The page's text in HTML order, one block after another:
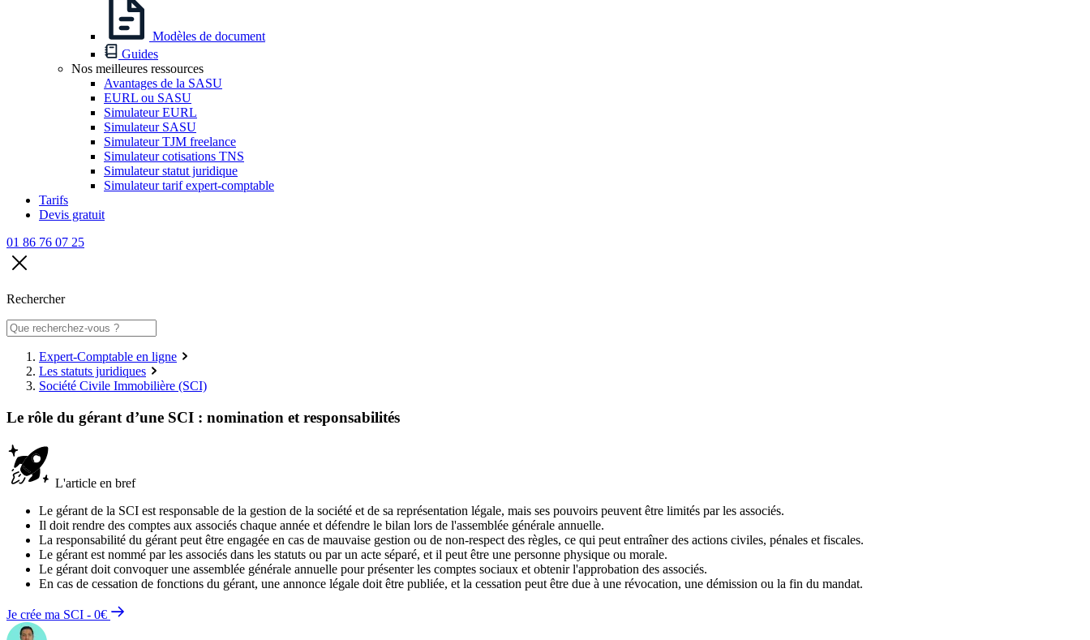
Modèles de document
Guides
Nos meilleures ressources
Avantages de la SASU
EURL ou SASU
Simulateur EURL
Simulateur SASU
Simulateur TJM freelance
Simulateur cotisations TNS
Simulateur statut juridique
Simulateur tarif expert-comptable
Tarifs
Devis gratuit
01 86 76 07 25
Rechercher
Expert-Comptable en ligne
Les statuts juridiques
Société Civile Immobilière (SCI)
Le rôle du gérant d’une SCI : nomination et responsabilités
L'article en bref
Le gérant de la SCI est responsable de la gestion de la société et de sa représentation légale, mais ses pouvoirs peuvent être limités par les associés.
Il doit rendre des comptes aux associés chaque année et défendre le bilan lors de l'assemblée générale annuelle.
La responsabilité du gérant peut être engagée en cas de mauvaise gestion ou de non-respect des règles, ce qui peut entraîner des actions civiles, pénales et fiscales.
Le gérant est nommé par les associés dans les statuts ou par un acte séparé, et il peut être une personne physique ou morale.
Le gérant doit convoquer une assemblée générale annuelle pour présenter les comptes sociaux et obtenir l'approbation des associés.
En cas de cessation de fonctions du gérant, une annonce légale doit être publiée, et la cessation peut être due à une révocation, une démission ou la fin du mandat.
Je crée ma SCI - 0€